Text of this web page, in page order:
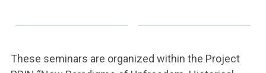
These seminars are organized within the Project